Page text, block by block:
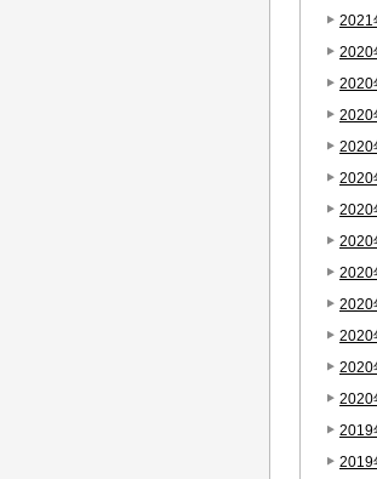
2021
2020
2020
2020
2020
2020
2020
2020
2020
2020
2020
2020
2020
2019
2019